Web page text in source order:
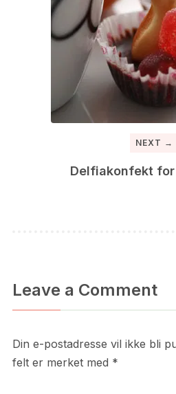
NEXT →
Delfiakonfekt
Leave a Comment
Din e-postadresse vil ikke bli
felt er merket med *